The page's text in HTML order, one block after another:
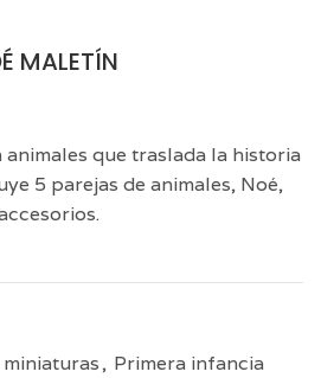
MALETÍN
que traslada la historia
5 parejas de animales, Noé,
, Primera infancia